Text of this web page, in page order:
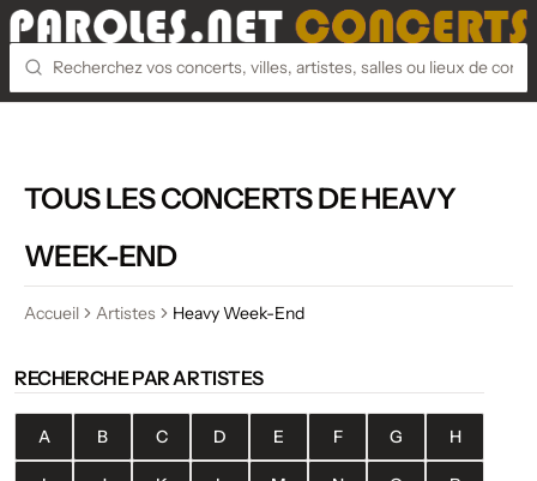
TOUS LES CONCERTS DE HEAVY
WEEK-END
Accueil Artistes Heavy Week-End
RECHERCHE PAR ARTISTES
A B C D E F G H